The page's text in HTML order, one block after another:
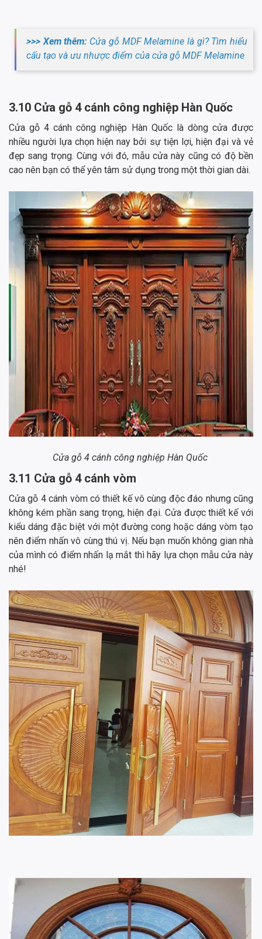
>>> Xem thêm: Cửa gỗ MDF Melamine là gì? Tìm hiểu
cấu tạo và ưu nhược điểm của cửa gỗ MDF Melamine
3.10 Cửa gỗ 4 cánh công nghiệp Hàn Quốc
Cửa gỗ 4 cánh công nghiệp Hàn Quốc là dòng cửa được
nhiều người lựa chọn hiện nay bởi sự tiện lợi, hiện đại và vẻ
đẹp sang trọng. Cùng với đó, mẫu cửa này cũng có độ bền
cao nên bạn có thể yên tâm sử dụng trong một thời gian dài.
Cửa gỗ 4 cánh công nghiệp Hàn Quốc
3.11 Cửa gỗ 4 cánh vòm
Cửa gỗ 4 cánh vòm có thiết kế vô cùng độc đáo nhưng cũng
không kém phần sang trọng, hiện đại. Cửa được thiết kế với
kiểu dáng đặc biệt với một đường cong hoặc dáng vòm tạo
nên điểm nhấn vô cùng thú vị. Nếu bạn muốn không gian nhà
của mình có điểm nhấn lạ mắt thì hãy lựa chọn mẫu cửa này
nhé!